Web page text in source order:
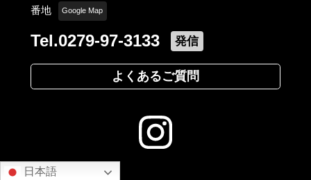
日本語
番地
Google Map
Tel.0279-97-3133 発信
よくあるご質問